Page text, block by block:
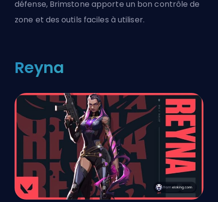
défense, Brimstone apporte un bon contrôle de
zone et des outils faciles à utiliser.
Reyna